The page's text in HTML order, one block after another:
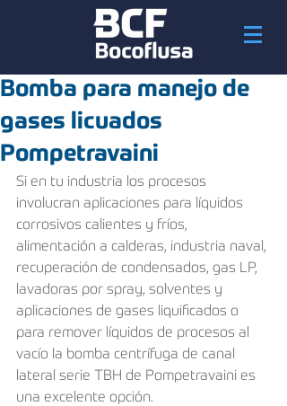
Bomba para manejo de
gases licuados
Pompetravaini
Si en tu industria los procesos
involucran aplicaciones para líquidos
corrosivos calientes y fríos,
alimentación a calderas, industria naval,
recuperación de condensados, gas LP,
lavadoras por spray, solventes y
aplicaciones de gases liquificados o
para remover líquidos de procesos al
vacío la bomba centrífuga de canal
lateral serie TBH de Pompetravaini es
una excelente opción.